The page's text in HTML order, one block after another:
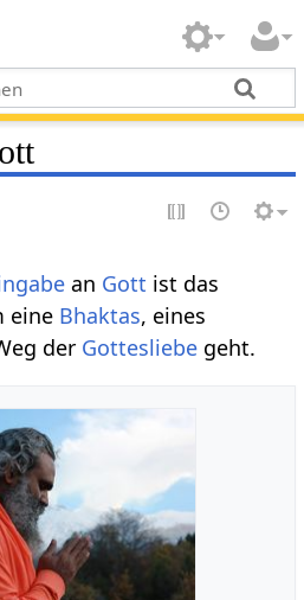
an Gott ist das
eine Bhaktas, eines
der Gottesliebe geht.